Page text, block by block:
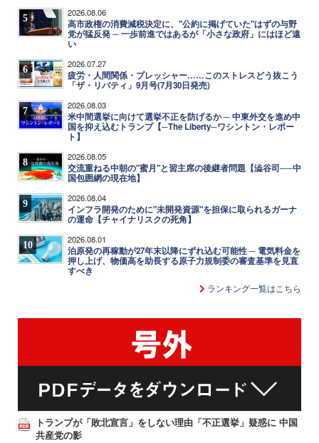
5 2026.08.06
高市政権の消費減税決定に、"公約に掲げていた"はずの与野
党が猛反発 ─ 一歩前進ではあるが「小さな政府」にはほど遠
い
6 2026.07.27
疲労・人間関係・プレッシャー……このストレスどう抜こう
「ザ・リバティ」9月号(7月30日発売)
7 2026.08.03
米中間選挙に向けて選挙不正を防げるか ─ 中東外交を進め中
国を抑え込むトランプ【─The Liberty─ワシントン・レポー
ト】
8 2026.08.05
交流重ねる中朝の"蜜月"と習主席の後継者問題【澁谷司──中
国包囲網の現在地】
9 2026.08.04
インフラ開発のために"未開発資源"を担保に取られるガーナ
の運命【チャイナリスクの死角】
10 2026.08.01
泊原発の再稼動が27年末以降にずれ込む可能性 ─ 電気料金を
押し上げ、物価高を助長する原子力規制委の審査基準を見直
すべき
ランキング一覧はこちら
トランプが「敗北宣言」をしない理由「不正選挙」疑惑に 中国
共産党の影